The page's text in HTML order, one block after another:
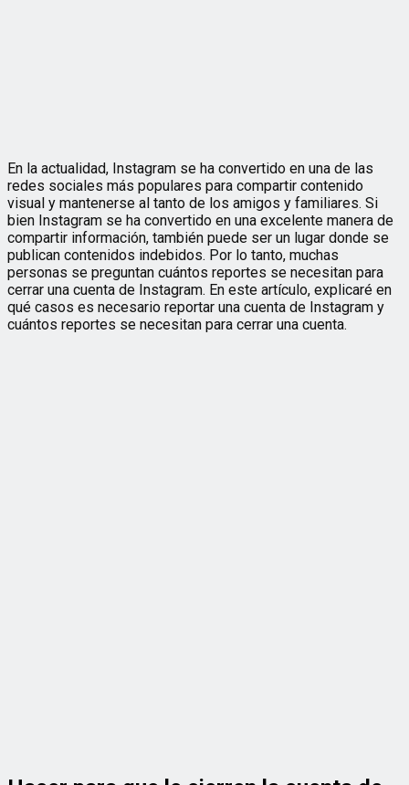
En la actualidad, Instagram se ha convertido en una de las
redes sociales más populares para compartir contenido
visual y mantenerse al tanto de los amigos y familiares. Si
bien Instagram se ha convertido en una excelente manera de
compartir información, también puede ser un lugar donde se
publican contenidos indebidos. Por lo tanto, muchas
personas se preguntan cuántos reportes se necesitan para
cerrar una cuenta de Instagram. En este artículo, explicaré en
qué casos es necesario reportar una cuenta de Instagram y
cuántos reportes se necesitan para cerrar una cuenta.